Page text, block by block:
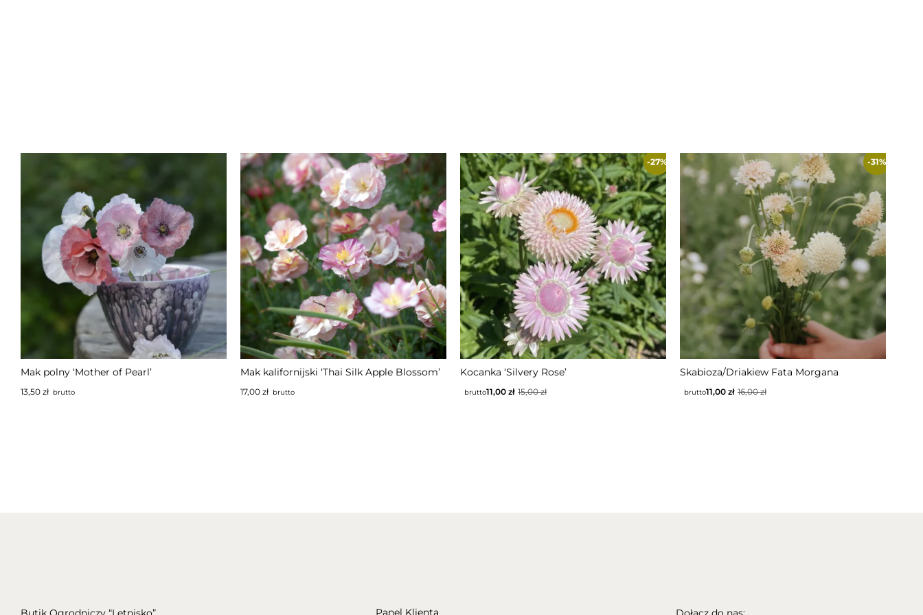
Mak polny ‘Mother of Pearl’
13,50 złbrutto
NIEDOSTĘPNY
Mak kalifornijski ‘Thai Silk Apple Blossom’
17,00 złbrutto
-27%
Kocanka ‘Silvery Rose’
15,00zł
11,00 zł
brutto
-31%
Skabioza/Driakiew Fata Morgana
16,00zł
11,00 zł
brutto
Panel Klienta